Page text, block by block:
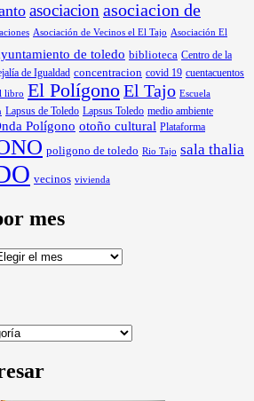
asociacion asociacion de
Asociación de Vecinos el El Tajo Asociación El
de toledo biblioteca Centro de la
de Igualdad concentracion covid 19 cuentacuentos
libro El PolígonoEl Tajo Escuela
Lapsus de Toledo Lapsus Toledo medio ambiente
Polígono otoño cultural Plataforma
poligono de toledo Rio Tajo sala thalia
vecinos vivienda
mes